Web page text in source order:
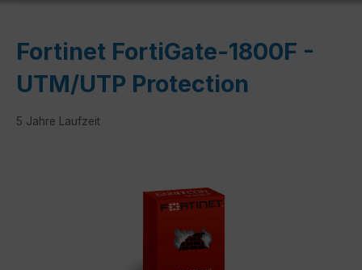
Fortinet FortiGate-1800F -
UTM/UTP Protection
5 Jahre Laufzeit